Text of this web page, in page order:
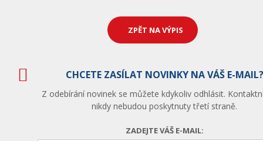
ZPĚT NA VÝPIS
CHCETE ZASÍLAT NOVINKY NA VÁŠ E-MAIL?
Z odebírání novinek se můžete kdykoliv odhlásit.
nikdy nebudou poskytnuty třetí straně.
ZADEJTE VÁŠ E-MAIL: